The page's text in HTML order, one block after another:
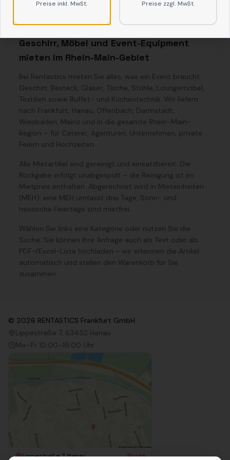
Geschirr, Möbel und Event-Equipment
mieten im Rhein-Main-Gebiet
Bei Rentastics mieten Sie alles, was ein Event braucht:
Geschirr, Besteck, Gläser, Tische, Stühle, Loungemöbel,
Textilien sowie Buffet- und Küchentechnik. Wir liefern
nach Frankfurt, Hanau, Offenbach, Darmstadt,
Wiesbaden, Mainz und in die gesamte Rhein-Main-
Region – für Caterer, Agenturen, Unternehmen, private
Feiern und Hochzeiten.
Alle Mietartikel sind gereinigt und einsatzbereit. Die
Rückgabe erfolgt unabgespült – die Reinigung ist im
Mietpreis enthalten. Abgerechnet wird in Mieteinheiten
(MEH): eine MEH umfasst drei Tage, Sonn- und
hessische Feiertage sind mietfrei.
Wählen Sie links eine Kategorie oder nutzen Sie die
Suche. Sie können Ihre Anfrage auch als Text oder als
PDF-/Excel-Liste hochladen – wir erkennen die Artikel
automatisch und stellen den Warenkorb für Sie
zusammen.
© 2026 RENTASTICS Frankfurt GmbH
Lippestraße 7, 63452 Hanau
Mo–Fr 10:00–16:00 Uhr
Lippestraße 7, Hanau Route
Preise inkl. MwSt. Preise zzgl. MwSt.